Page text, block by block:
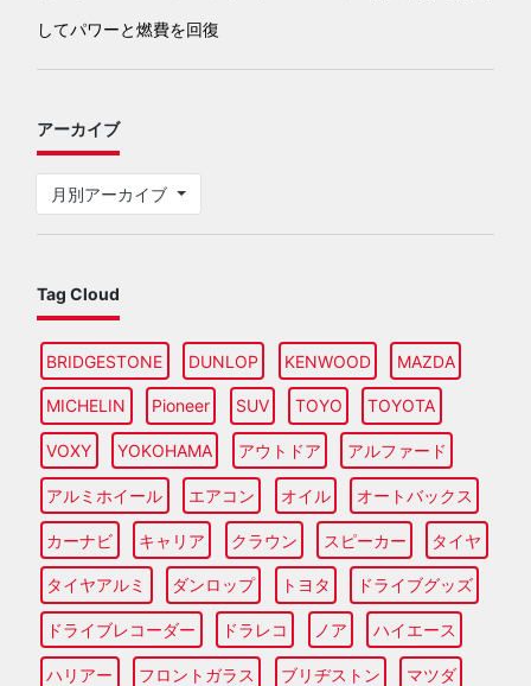
してパワーと燃費を回復
アーカイブ
月別アーカイブ
Tag Cloud
BRIDGESTONE DUNLOP KENWOOD MAZDA
MICHELIN Pioneer SUV TOYO TOYOTA
VOXY YOKOHAMA アウトドア アルファード
アルミホイール エアコン オイル オートバックス
カーナビ キャリア クラウン スピーカー タイヤ
タイヤアルミ ダンロップ トヨタ ドライブグッズ
ドライブレコーダー ドラレコ ノア ハイエース
ハリアー フロントガラス ブリヂストン マツダ